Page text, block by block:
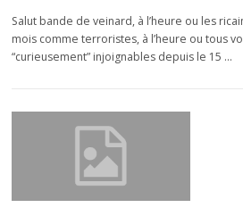
Salut bande de veinard, à l’heure ou les
mois comme terroristes, à l’heure ou tous
“curieusement” injoignables depuis le 15 …